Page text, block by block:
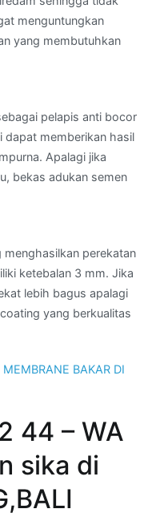
menguntungkan
yang membutuhkan
pelapis anti bocor
dapat memberikan hasil
Apalagi jika
bekas adukan semen
perekatan
ketebalan 3 mm. Jika
lebih bagus apalagi
yang berkualitas
44 – WA
sika di